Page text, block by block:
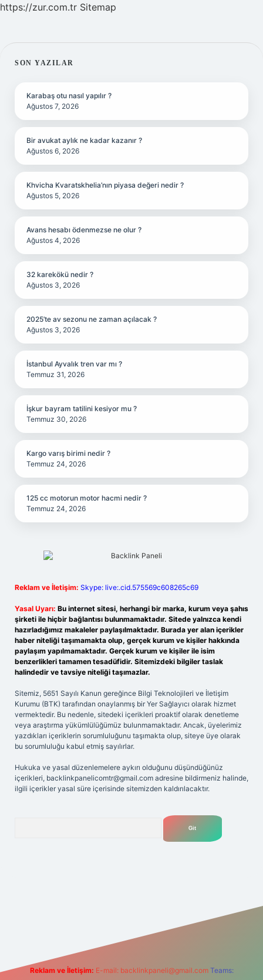
https://zur.com.tr Sitemap
SIDEBAR
SON YAZILAR
Karabaş otu nasıl yapılır ?
Ağustos 7, 2026
Bir avukat aylık ne kadar kazanır ?
Ağustos 6, 2026
Khvicha Kvaratskhelia’nın piyasa değeri nedir ?
Ağustos 5, 2026
Avans hesabı ödenmezse ne olur ?
Ağustos 4, 2026
32 karekökü nedir ?
Ağustos 3, 2026
2025’te av sezonu ne zaman açılacak ?
Ağustos 3, 2026
İstanbul Ayvalık tren var mı ?
Temmuz 31, 2026
İşkur bayram tatilini kesiyor mu ?
Temmuz 30, 2026
Kargo varış birimi nedir ?
Temmuz 24, 2026
125 cc motorun motor hacmi nedir ?
Temmuz 24, 2026
Reklam ve İletişim: Skype: live:.cid.575569c608265c69
Yasal Uyarı: Bu internet sitesi, herhangi bir marka, kurum veya şahıs
şirketi ile hiçbir bağlantısı bulunmamaktadır. Sitede yalnızca kendi
hazırladığımız makaleler paylaşılmaktadır. Burada yer alan içerikler
haber niteliği taşımamakta olup, gerçek kurum ve kişiler hakkında
paylaşım yapılmamaktadır. Gerçek kurum ve kişiler ile isim
benzerlikleri tamamen tesadüfidir. Sitemizdeki bilgiler taslak
halindedir ve tavsiye niteliği taşımazlar.
Sitemiz, 5651 Sayılı Kanun gereğince Bilgi Teknolojileri ve İletişim
Kurumu (BTK) tarafından onaylanmış bir Yer Sağlayıcı olarak hizmet
vermektedir. Bu nedenle, sitedeki içerikleri proaktif olarak denetleme
veya araştırma yükümlülüğümüz bulunmamaktadır. Ancak, üyelerimiz
yazdıkları içeriklerin sorumluluğunu taşımakta olup, siteye üye olarak
bu sorumluluğu kabul etmiş sayılırlar.
Hukuka ve yasal düzenlemelere aykırı olduğunu düşündüğünüz
içerikleri, backlinkpanelicomtr@gmail.com adresine bildirmeniz halinde,
ilgili içerikler yasal süre içerisinde sitemizden kaldırılacaktır.
Reklam ve İletişim: E-mail: backlinkpaneli@gmail.com Teams: